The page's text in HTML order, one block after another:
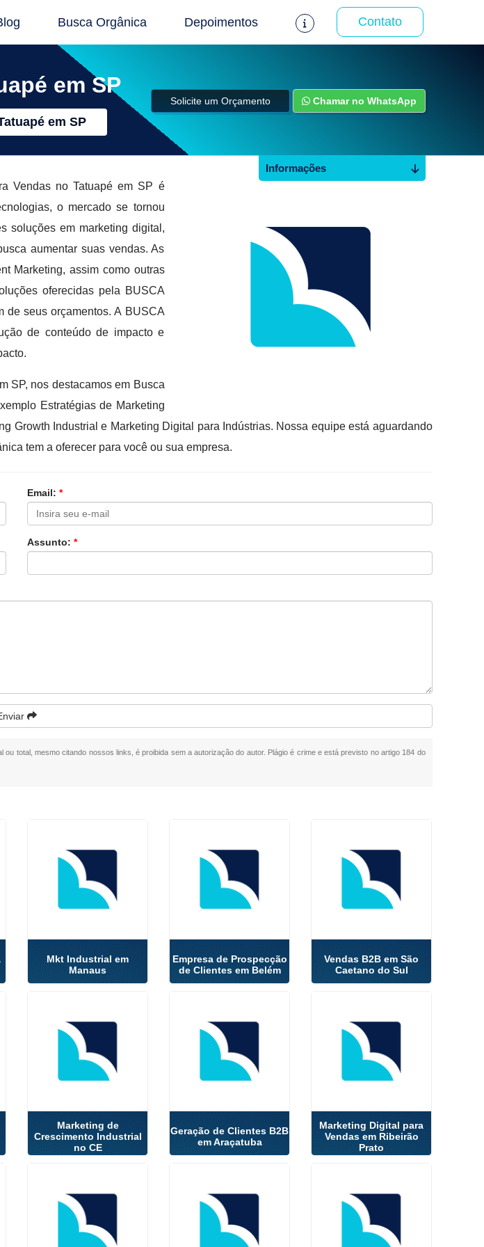
Busca Orgânica Depoimentos Contato
em SP
em SP
Solicite um Orçamento Chamar no WhatsApp
Vendas no Tatuapé em SP é
o mercado se tornou
soluções em marketing digital,
aumentar suas vendas. As
Marketing, assim como outras
oferecidas pela BUSCA
de seus orçamentos. A BUSCA
de conteúdo de impacto e
SP, nos destacamos em Busca
Estratégias de Marketing
Growth Industrial e Marketing Digital para Indústrias. Nossa equipe está aguardando
tem a oferecer para você ou sua empresa.
Email: *
Assunto: *
ou total, mesmo citando nossos links, é proibida sem a autorização do autor. Plágio é crime e está previsto no artigo 184 do
Informações
Mkt Industrial em
Manaus
Empresa de Prospecção
de Clientes em Belém
Vendas B2B em São
Caetano do Sul
Marketing de
Crescimento Industrial
no CE
Geração de Clientes B2B
em Araçatuba
Marketing Digital para
Vendas em Ribeirão
Prato